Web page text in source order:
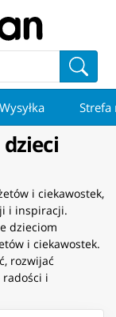
Wysyłka Strefa
i ciekawostek,
i inspiracji.
dzieciom
i ciekawostek.
rozwijać
i